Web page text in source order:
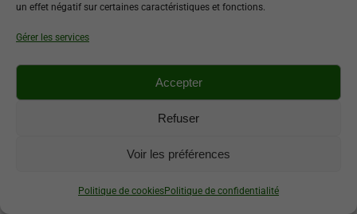
un effet négatif sur certaines caractéristiques et fonctions.
Gérer les services
Accepter
Refuser
Voir les préférences
Politique de cookiesPolitique de confidentialité